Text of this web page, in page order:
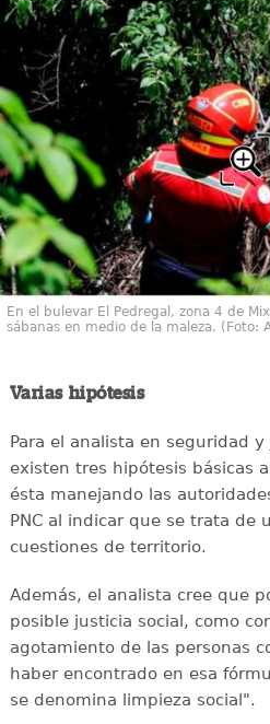
En el bulevar El Pedregal, zona 4 de
sábanas en medio de la maleza. (Foto:
Varias hipótesis
Para el analista en seguridad
existen tres hipótesis básicas
ésta manejando las
PNC al indicar que se trata de
cuestiones de territorio.
Además, el analista cree que
posible justicia social, como
agotamiento de las personas
haber encontrado en esa
se denomina limpieza social".